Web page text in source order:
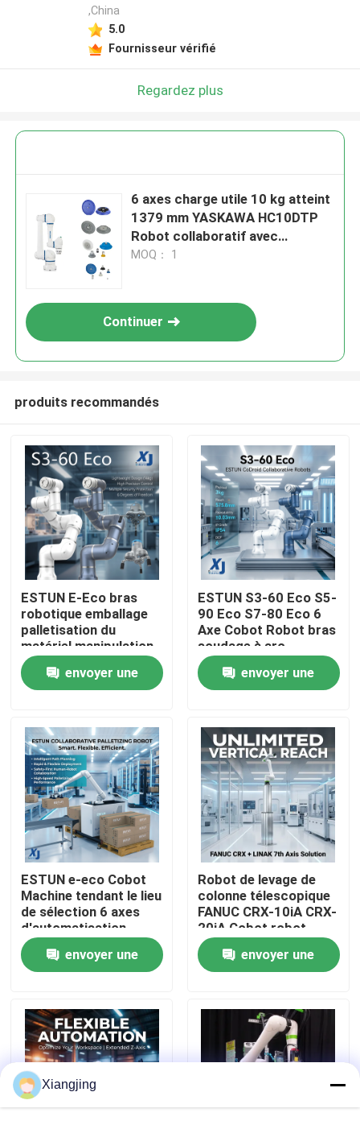
À la maison
Vidéos
À propos de nous
Visite de l'usine
Contrôle de la qualité
Nous contacter
Blog
Demandez un devis
bras de robot industriel
,China
5.0
Fournisseur vérifié
Regardez plus
6 axes charge utile 10 kg atteint
1379 mm YASKAWA HC10DTP
Robot collaboratif avec
Schmalz aspirateurs sous vide
MOQ： 1
Continuer
produits recommandés
ESTUN E-Eco bras
robotique emballage
palletisation du
matériel manipulation
robot collaboratif
avec OnRobot Grriper
envoyer une
ESTUN S3-60 Eco S5-
90 Eco S7-80 Eco 6
Axe Cobot Robot bras
soudage à arc
collaboratif robot
CNGBS positionneur
de soudage
envoyer une
ESTUN e-eco Cobot
Machine tendant le lieu
de sélection 6 axes
d'automatisation
industrielle robot
collaboratif de
manutention de
envoyer une
Robot de levage de
colonne télescopique
FANUC CRX-10iA CRX-
20iA Cobot robot
collaboratif de
manutention de
palettes
envoyer une
Xiangjing